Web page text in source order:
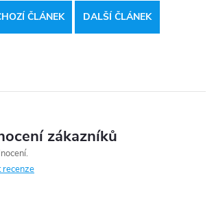
ČLÁNEK DALŠÍ ČLÁNEK
zákazníků